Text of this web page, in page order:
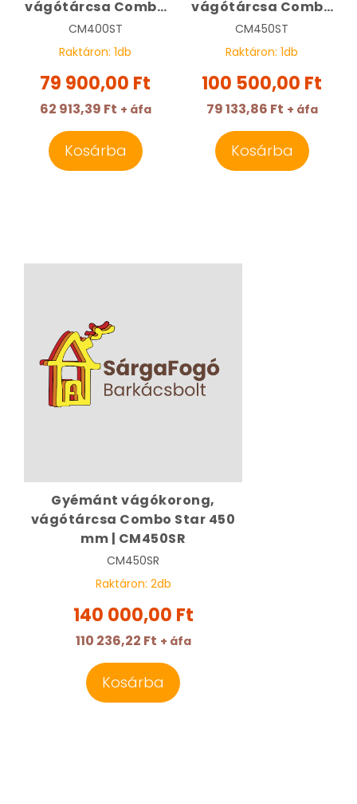
vágótárcsa Combo
Standard 400 mm |
CM400ST
CM400ST
Raktáron: 1db
79 900,00 Ft
62 913,39 Ft + áfa
Kosárba
vágótárcsa Combo
Standard 450 mm |
CM450ST
CM450ST
Raktáron: 1db
100 500,00 Ft
79 133,86 Ft + áfa
Kosárba
Gyémánt vágókorong,
vágótárcsa Combo Star 450
mm | CM450SR
CM450SR
Raktáron: 2db
140 000,00 Ft
110 236,22 Ft + áfa
Kosárba